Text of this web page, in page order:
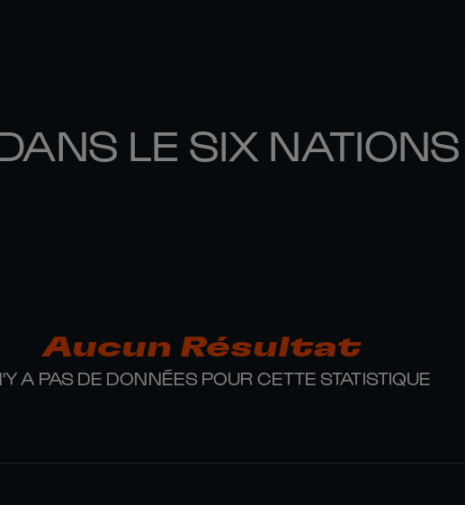
LE SIX NATIONS
Aucun Résultat
A PAS DE DONNÉES POUR CETTE STATISTIQUE